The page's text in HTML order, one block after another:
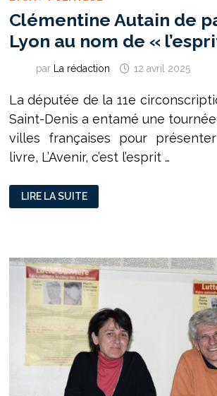
Clémentine Autain de
Lyon au nom de «
par La rédaction 12 avril 2025
La députée de la 11e
Saint-Denis a entamé une
villes françaises pour
livre, L’Avenir, c’est l’esprit …
CLÉMENTINE
AUTAIN
DE
NOM
DE
« L’ESPRIT
PUBLIC »
LIRE LA SUITE